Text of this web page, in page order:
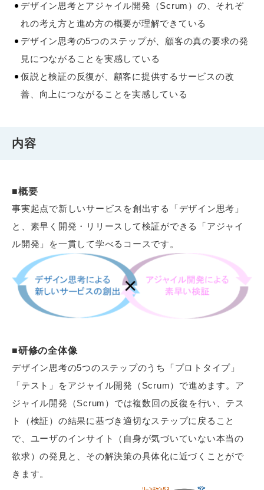
デザイン思考とアジャイル開発（Scrum）の、それぞ
れの考え方と進め方の概要が理解できている
デザイン思考の5つのステップが、顧客の真の要求の発
見につながることを実感している
仮説と検証の反復が、顧客に提供するサービスの改
善、向上につながることを実感している
内容
■概要
事実起点で新しいサービスを創出する「デザイン思考」
と、素早く開発・リリースして検証ができる「アジャイ
ル開発」を一貫して学べるコースです。
■研修の全体像
デザイン思考の5つのステップのうち「プロトタイプ」
「テスト」をアジャイル開発（Scrum）で進めます。ア
ジャイル開発（Scrum）では複数回の反復を行い、テス
ト（検証）の結果に基づき適切なステップに戻ること
で、ユーザのインサイト（自身が気づいていない本当の
欲求）の発見と、その解決策の具体化に近づくことがで
きます。